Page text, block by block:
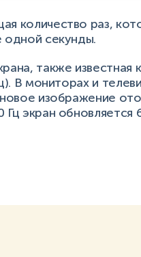
количество раз,
одной секунды.
также известная
В мониторах и
новое изображение
экран обновляется